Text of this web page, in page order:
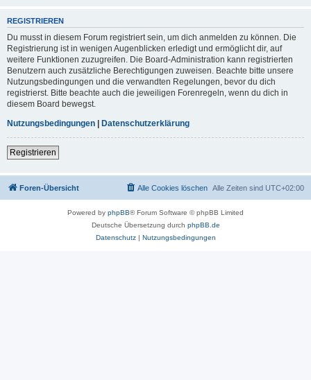
REGISTRIEREN
Du musst in diesem Forum registriert sein, um dich anmelden zu können. Die
Registrierung ist in wenigen Augenblicken erledigt und ermöglicht dir, auf
weitere Funktionen zuzugreifen. Die Board-Administration kann registrierten
Benutzern auch zusätzliche Berechtigungen zuweisen. Beachte bitte unsere
Nutzungsbedingungen und die verwandten Regelungen, bevor du dich
registrierst. Bitte beachte auch die jeweiligen Forenregeln, wenn du dich in
diesem Board bewegst.
Nutzungsbedingungen | Datenschutzerklärung
Registrieren
Foren-Übersicht Alle Zeiten sind UTC+02:00
Alle Cookies löschen
Powered by phpBB® Forum Software © phpBB Limited
Deutsche Übersetzung durch phpBB.de
Datenschutz| Nutzungsbedingungen